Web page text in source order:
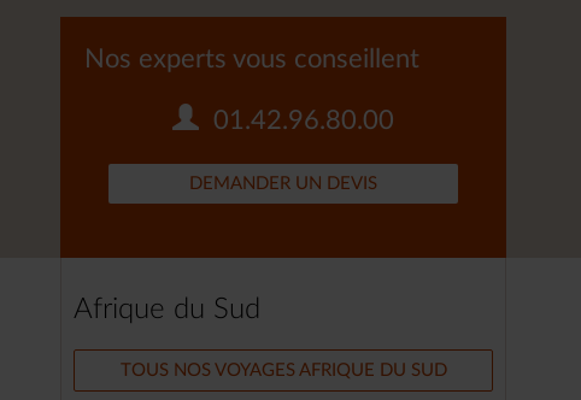
Nos experts vous conseillent
01.42.96.80.00
DEMANDER UN DEVIS
Afrique du Sud
TOUS NOS VOYAGES AFRIQUE DU SUD